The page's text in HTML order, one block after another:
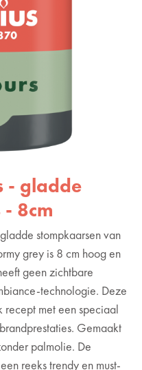
- gladde
8cm
stompkaarsen van
grey is 8 cm hoog en
geen zichtbare
technologie. Deze
met een speciaal
Gemaakt
palmolie. De
reeks trendy en must-